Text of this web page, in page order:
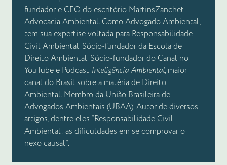
fundador e CEO do escritório MartinsZanchet
Advocacia Ambiental. Como Advogado Ambiental,
tem sua expertise voltada para Responsabilidade
Civil Ambiental. Sócio-fundador da Escola de
Direito Ambiental. Sócio-fundador do Canal no
YouTube e Podcast Inteligência Ambiental, maior
canal do Brasil sobre a matéria de Direito
Ambiental. Membro da União Brasileira de
Advogados Ambientais (UBAA). Autor de diversos
artigos, dentre eles “Responsabilidade Civil
Ambiental: as dificuldades em se comprovar o
nexo causal”.